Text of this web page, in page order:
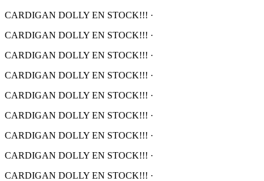
CARDIGAN DOLLY EN STOCK!!! ·
CARDIGAN DOLLY EN STOCK!!! ·
CARDIGAN DOLLY EN STOCK!!! ·
CARDIGAN DOLLY EN STOCK!!! ·
CARDIGAN DOLLY EN STOCK!!! ·
CARDIGAN DOLLY EN STOCK!!! ·
CARDIGAN DOLLY EN STOCK!!! ·
CARDIGAN DOLLY EN STOCK!!! ·
CARDIGAN DOLLY EN STOCK!!! ·